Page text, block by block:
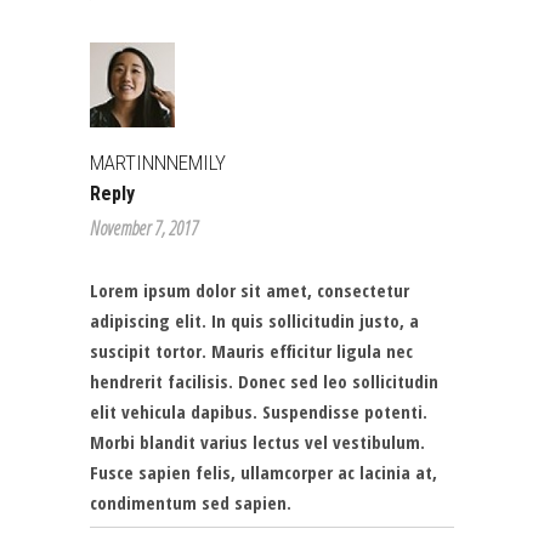
MARTINNNEMILY
Reply
November 7, 2017
Lorem ipsum dolor sit amet, consectetur
adipiscing elit. In quis sollicitudin justo, a
suscipit tortor. Mauris efficitur ligula nec
hendrerit facilisis. Donec sed leo sollicitudin
elit vehicula dapibus. Suspendisse potenti.
Morbi blandit varius lectus vel vestibulum.
Fusce sapien felis, ullamcorper ac lacinia at,
condimentum sed sapien.